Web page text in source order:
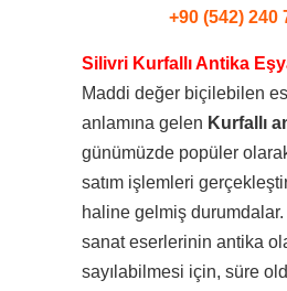
+90 (542) 240
Silivri Kurfallı Antika
Maddi değer biçilebilen
anlamına gelen Kurfallı
günümüzde popüler
satım işlemleri
haline gelmiş
sanat eserlerinin antika
sayılabilmesi için, süre